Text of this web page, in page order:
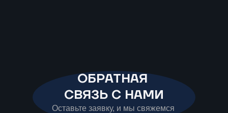
ОБРАТНАЯ
СВЯЗЬ С НАМИ
Оставьте заявку, и мы свяжемся